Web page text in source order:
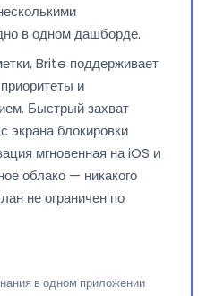
в одном дашборде.
Brite поддерживает
и
Быстрый захват
экрана блокировки
мгновенная на iOS и
облако — никакого
не ограничен по
в одном приложении